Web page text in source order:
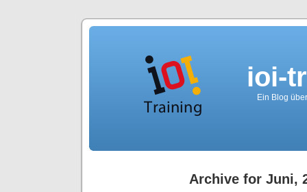
ioi-
Ein Blog
Archive for Juni,